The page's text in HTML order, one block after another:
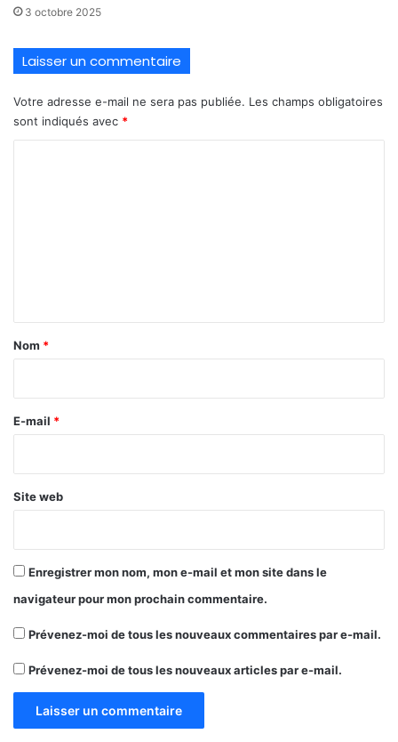
3 octobre 2025
Laisser un commentaire
Votre adresse e-mail ne sera pas publiée. Les champs obligatoires
sont indiqués avec *
a
e
Nom *
E-mail *
Site web
Enregistrer mon nom, mon e-mail et mon site dans le
navigateur pour mon prochain commentaire.
Prévenez-moi de tous les nouveaux commentaires par e-mail.
Prévenez-moi de tous les nouveaux articles par e-mail.